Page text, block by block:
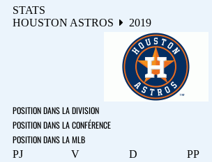
STATS
HOUSTON ASTROS
2019
POSITION DANS LA DIVISION
POSITION DANS LA CONFÉRENCE
POSITION DANS LA MLB
PJ
V D PP